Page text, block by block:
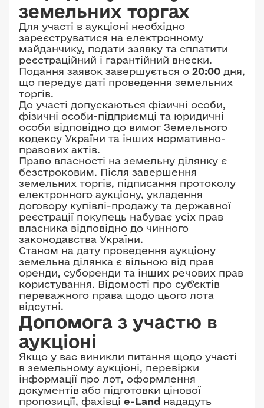
земельних торгах
Для участі в аукціоні необхідно
зареєструватися на електронному
майданчику, подати заявку та сплатити
реєстраційний і гарантійний внески.
Подання заявок завершується о 20:00 дня,
що передує даті проведення земельних
торгів.
До участі допускаються фізичні особи,
фізичні особи-підприємці та юридичні
особи відповідно до вимог Земельного
кодексу України та інших нормативно-
правових актів.
Право власності на земельну ділянку є
безстроковим. Після завершення
земельних торгів, підписання протоколу
електронного аукціону, укладення
договору купівлі-продажу та державної
реєстрації покупець набуває усіх прав
власника відповідно до чинного
законодавства України.
Станом на дату проведення аукціону
земельна ділянка є вільною від прав
оренди, суборенди та інших речових прав
користування. Відомості про суб'єктів
переважного права щодо цього лота
відсутні.
Допомога з участю в
аукціоні
Якщо у вас виникли питання щодо участі
в земельному аукціоні, перевірки
інформації про лот, оформлення
документів або підготовки цінової
пропозиції, фахівці e-Land нададуть